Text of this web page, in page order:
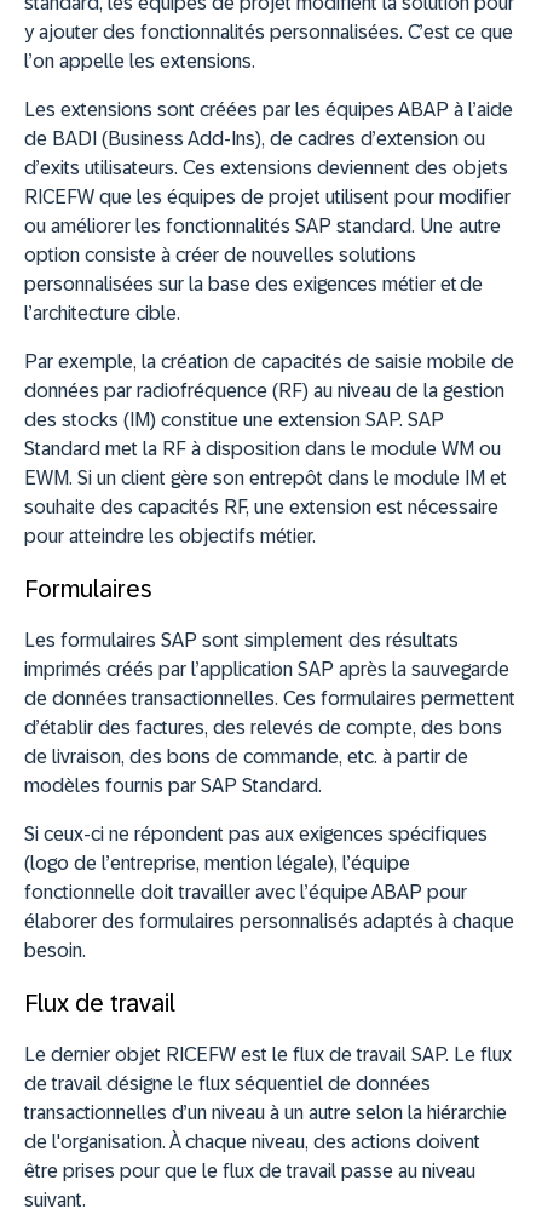
y ajouter des fonctionnalités personnalisées. C’est ce que
l’on appelle les extensions.
Les extensions sont créées par les équipes ABAP à l’aide
de BADI (Business Add-Ins), de cadres d’extension ou
d’exits utilisateurs. Ces extensions deviennent des objets
RICEFW que les équipes de projet utilisent pour modifier
ou améliorer les fonctionnalités SAP standard. Une autre
option consiste à créer de nouvelles solutions
personnalisées sur la base des exigences métier et de
l’architecture cible.
Par exemple, la création de capacités de saisie mobile de
données par radiofréquence (RF) au niveau de la gestion
des stocks (IM) constitue une extension SAP. SAP
Standard met la RF à disposition dans le module WM ou
EWM. Si un client gère son entrepôt dans le module IM et
souhaite des capacités RF, une extension est nécessaire
pour atteindre les objectifs métier.
Formulaires
Les formulaires SAP sont simplement des résultats
imprimés créés par l’application SAP après la sauvegarde
de données transactionnelles. Ces formulaires permettent
d’établir des factures, des relevés de compte, des bons
de livraison, des bons de commande, etc. à partir de
modèles fournis par SAP Standard.
Si ceux-ci ne répondent pas aux exigences spécifiques
(logo de l’entreprise, mention légale), l’équipe
fonctionnelle doit travailler avec l’équipe ABAP pour
élaborer des formulaires personnalisés adaptés à chaque
besoin.
Flux de travail
Le dernier objet RICEFW est le flux de travail SAP. Le flux
de travail désigne le flux séquentiel de données
transactionnelles d’un niveau à un autre selon la hiérarchie
de l'organisation. À chaque niveau, des actions doivent
être prises pour que le flux de travail passe au niveau
suivant.